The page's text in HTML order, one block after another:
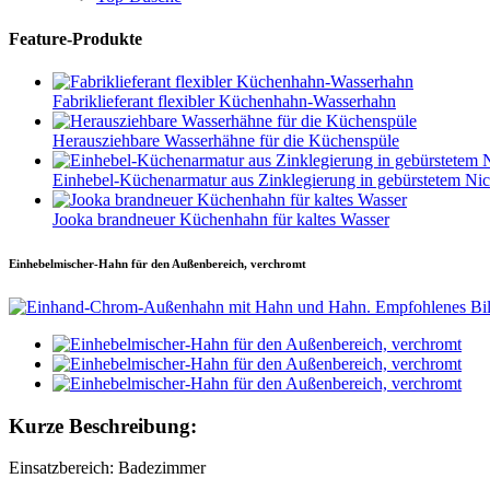
Feature-Produkte
Fabriklieferant flexibler Küchenhahn-Wasserhahn
Herausziehbare Wasserhähne für die Küchenspüle
Einhebel-Küchenarmatur aus Zinklegierung in gebürstetem
Jooka brandneuer Küchenhahn für kaltes Wasser
Einhebelmischer-Hahn für den Außenbereich, verchromt
Kurze Beschreibung:
Einsatzbereich: Badezimmer